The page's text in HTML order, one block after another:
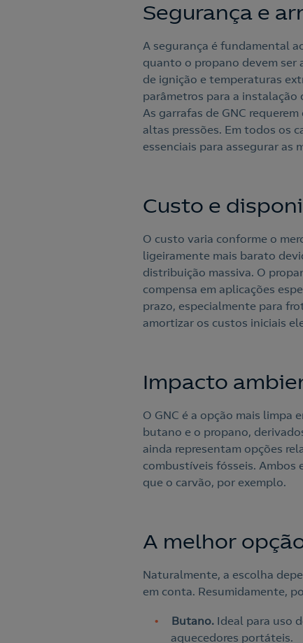
Segurança e
A segurança é fundamental
quanto o propano devem ser
de ignição e temperaturas
parâmetros para a instalação
As garrafas de GNC
altas pressões. Em todos os
essenciais para assegurar as
Custo e
O custo varia conforme o
ligeiramente mais barato
distribuição massiva. O
compensa em aplicações
prazo, especialmente para
amortizar os custos iniciais
Impacto
O GNC é a opção mais limpa
butano e o propano,
ainda representam opções
combustíveis fósseis. Ambos
que o carvão, por exemplo.
A melhor
Naturalmente, a escolha
em conta. Resumidamente,
Butano. Ideal para uso
aquecedores portáteis.